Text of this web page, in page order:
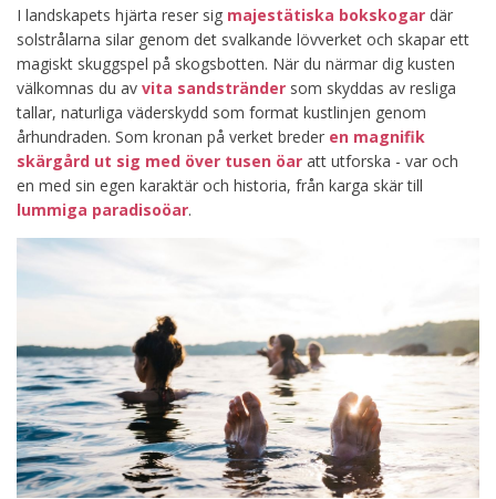
I landskapets hjärta reser sig majestätiska bokskogar där
solstrålarna silar genom det svalkande lövverket och skapar ett
magiskt skuggspel på skogsbotten. När du närmar dig kusten
välkomnas du av vita sandstränder som skyddas av resliga
tallar, naturliga väderskydd som format kustlinjen genom
århundraden. Som kronan på verket breder en magnifik
skärgård ut sig med över tusen öar att utforska - var och
en med sin egen karaktär och historia, från karga skär till
lummiga paradisoöar.